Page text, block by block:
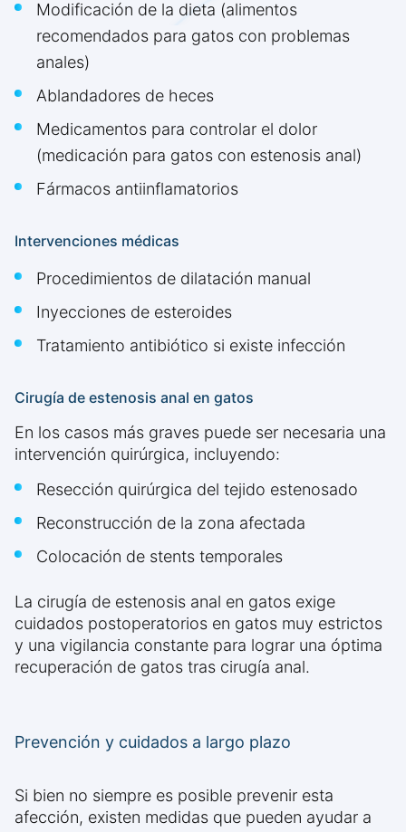
Modificación de la dieta (alimentos
recomendados para gatos con problemas
anales)
Ablandadores de heces
Medicamentos para controlar el dolor
(medicación para gatos con estenosis anal)
Fármacos antiinflamatorios
Intervenciones médicas
Procedimientos de dilatación manual
Inyecciones de esteroides
Tratamiento antibiótico si existe infección
Cirugía de estenosis anal en gatos
En los casos más graves puede ser necesaria una
intervención quirúrgica, incluyendo:
Resección quirúrgica del tejido estenosado
Reconstrucción de la zona afectada
Colocación de stents temporales
La cirugía de estenosis anal en gatos exige
cuidados postoperatorios en gatos muy estrictos
y una vigilancia constante para lograr una óptima
recuperación de gatos tras cirugía anal.
Prevención y cuidados a largo plazo
Si bien no siempre es posible prevenir esta
afección, existen medidas que pueden ayudar a